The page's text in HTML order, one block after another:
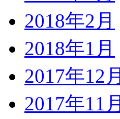
2018年2月
2018年1月
2017年12月
2017年11月